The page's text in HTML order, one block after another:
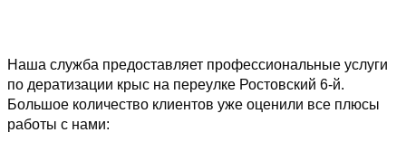
Наша служба предоставляет профессиональные услуги
по дератизации крыс на переулке Ростовский 6-й.
Большое количество клиентов уже оценили все плюсы
работы с нами: